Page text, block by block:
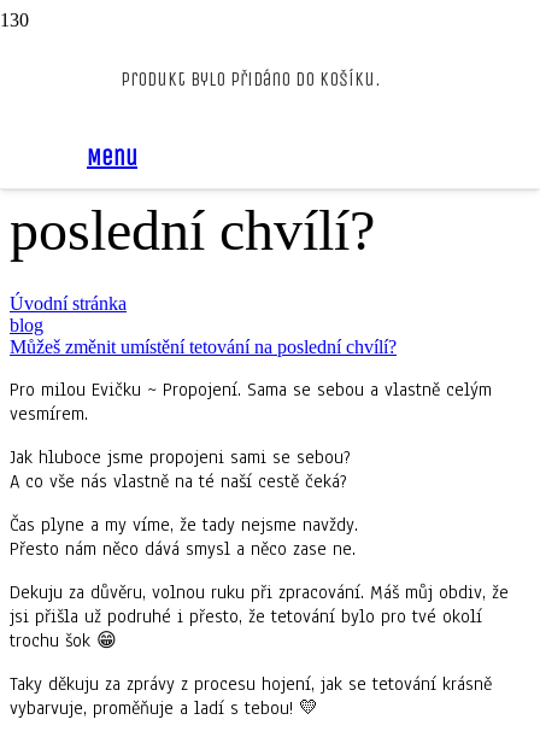
Produkt bylo přidáno do košíku.
Menu
Můžeš změnit
umístění tetování na
poslední chvílí?
Úvodní stránka
blog
Můžeš změnit umístění tetování na poslední chvílí?
Pro milou Evičku ~ Propojení. Sama se sebou a vlastně celým
vesmírem.
Jak hluboce jsme propojeni sami se sebou?
A co vše nás vlastně na té naší cestě čeká?
Čas plyne a my víme, že tady nejsme navždy.
Přesto nám něco dává smysl a něco zase ne.
Dekuju za důvěru, volnou ruku při zpracování. Máš můj obdiv, že
jsi přišla už podruhé i přesto, že tetování bylo pro tvé okolí
trochu šok 😁
Taky děkuju za zprávy z procesu hojení, jak se tetování krásně
vybarvuje, proměňuje a ladí s tebou! 💛